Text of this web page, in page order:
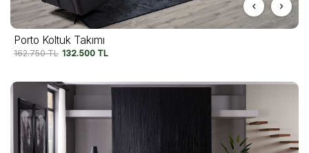
Porto Koltuk Takımı
162.750TL 132.500 TL